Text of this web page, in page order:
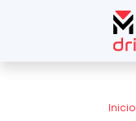
Inicio